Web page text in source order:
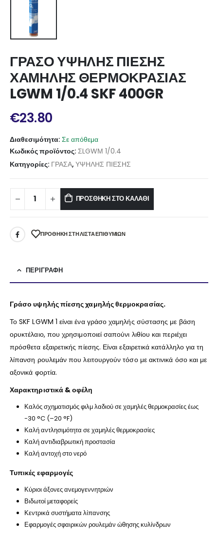
ΓΡΑΣΟ ΥΨΗΛΗΣ ΠΙΕΣΗΣ
ΧΑΜΗΛΗΣ ΘΕΡΜΟΚΡΑΣΙΑΣ
LGWM 1/0.4 SKF 400GR
€23.80
Διαθεσιμότητα: Σε απόθεμα
Κωδικός προϊόντος: ΣLGWΜ 1/0.4
Κατηγορίες: ΓΡΑΣΑ, ΥΨΗΛΗΣ ΠΙΕΣΗΣ
ΠΡΟΣΘΉΚΗ ΣΤΟ ΚΑΛΆΘΙ
ΠΡΌΘΉΚΗ ΣΤΗ ΛΊΣΤΑ ΕΠΙΘΥΜΙΏΝ
ΠΕΡΙΓΡΑΦΉ
Γράσο υψηλής πίεσης χαμηλής θερμοκρασίας.
Το SKF LGWM 1 είναι ένα γράσο χαμηλής σύστασης με βάση
ορυκτέλαιο, που χρησιμοποιεί σαπούνι λιθίου και περιέχει
πρόσθετα εξαιρετικής πίεσης. Είναι εξαιρετικά κατάλληλο για τη
λίπανση ρουλεμάν που λειτουργούν τόσο με ακτινικά όσο και με
αξονικά φορτία.
Χαρακτηριστικά & οφέλη
Καλός σχηματισμός φιλμ λαδιού σε χαμηλές θερμοκρασίες έως
-30 °C (–20 °F)
Καλή αντλησιμότητα σε χαμηλές θερμοκρασίες
Καλή αντιδιαβρωτική προστασία
Καλή αντοχή στο νερό
Τυπικές εφαρμογές
Κύριοι άξονες ανεμογεννητριών
Βιδωτοί μεταφορείς
Κεντρικά συστήματα λίπανσης
Εφαρμογές σφαιρικών ρουλεμάν ώθησης κυλίνδρων